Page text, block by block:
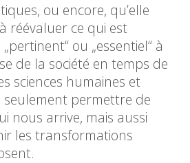
ou encore, qu’elle
réévaluer ce qui est
ou „essentiel“ à
de la société en temps de
sciences humaines et
seulement permettre de
nous arrive, mais aussi
les transformations